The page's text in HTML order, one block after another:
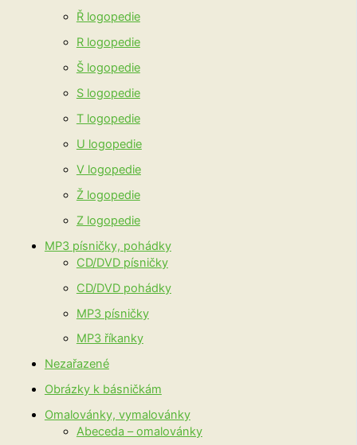
Ř logopedie
R logopedie
Š logopedie
S logopedie
T logopedie
U logopedie
V logopedie
Ž logopedie
Z logopedie
MP3 písničky, pohádky
CD/DVD písničky
CD/DVD pohádky
MP3 písničky
MP3 říkanky
Nezařazené
Obrázky k básničkám
Omalovánky, vymalovánky
Abeceda – omalovánky